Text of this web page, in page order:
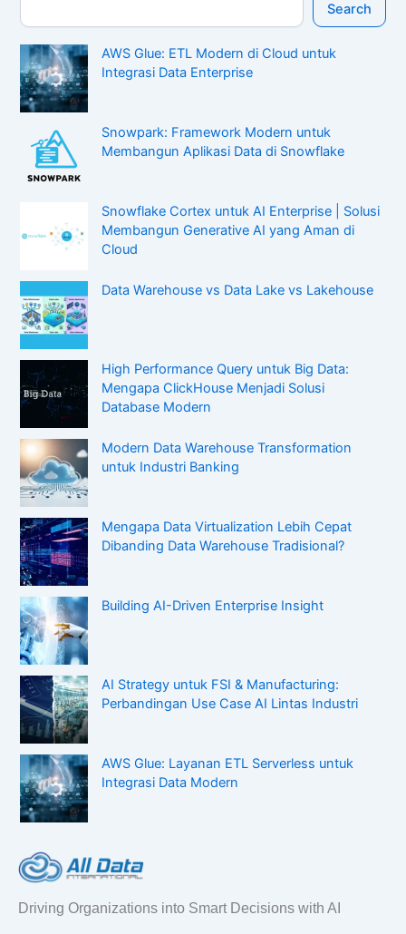
Search
AWS Glue: ETL Modern di Cloud untuk
Integrasi Data Enterprise
Snowpark: Framework Modern untuk
Membangun Aplikasi Data di Snowflake
Snowflake Cortex untuk AI Enterprise | Solusi
Membangun Generative AI yang Aman di
Cloud
Data Warehouse vs Data Lake vs Lakehouse
High Performance Query untuk Big Data:
Mengapa ClickHouse Menjadi Solusi
Database Modern
Modern Data Warehouse Transformation
untuk Industri Banking
Mengapa Data Virtualization Lebih Cepat
Dibanding Data Warehouse Tradisional?
Building AI-Driven Enterprise Insight
AI Strategy untuk FSI & Manufacturing:
Perbandingan Use Case AI Lintas Industri
AWS Glue: Layanan ETL Serverless untuk
Integrasi Data Modern
Driving Organizations into Smart Decisions with AI